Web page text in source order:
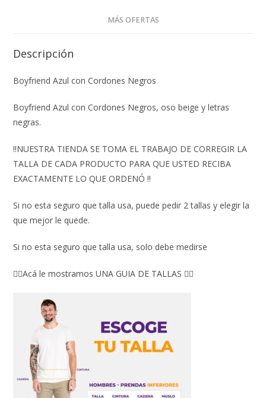
MÁS OFERTAS
Descripción
Boyfriend Azul con Cordones Negros
Boyfriend Azul con Cordones Negros, oso beige y letras
negras.
‼️NUESTRA TIENDA SE TOMA EL TRABAJO DE CORREGIR LA
TALLA DE CADA PRODUCTO PARA QUE USTED RECIBA
EXACTAMENTE LO QUE ORDENÓ ‼️
Si no esta seguro que talla usa, puede pedir 2 tallas y elegir la
que mejor le quede.
Si no esta seguro que talla usa, solo debe medirse
👇🏼Acá le mostramos UNA GUIA DE TALLAS 👇🏻